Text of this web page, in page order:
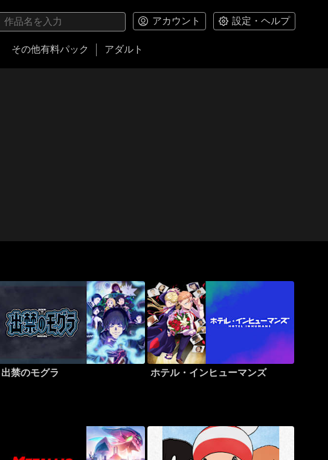
アカウント 設定・ヘルプ
その他有料パック アダルト
出禁のモグラ ホテル・インヒューマンズ